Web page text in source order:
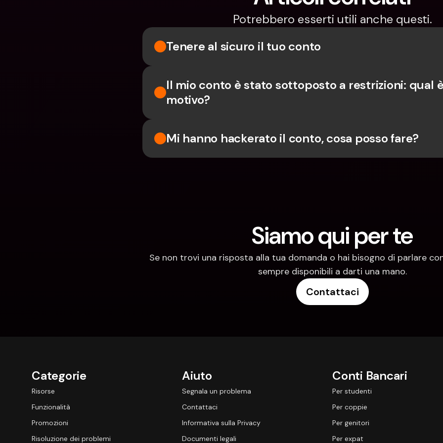
Potrebbero esserti utili anche questi.
Tenere al sicuro il tuo conto
Il mio conto è stato sottoposto a restrizioni: qual
motivo?
Mi hanno hackerato il conto, cosa posso fare?
Siamo qui per te
Se non trovi una risposta alla tua domanda o hai bisogno di parlare
sempre disponibili a darti una mano.
Contattaci
Categorie
Risorse
Funzionalità
Promozioni
Risoluzione dei problemi
Aiuto
Segnala un problema
Contattaci
Informativa sulla Privacy
Documenti legali
Conti Bancari
Per studenti
Per coppie
Per genitori
Per expat